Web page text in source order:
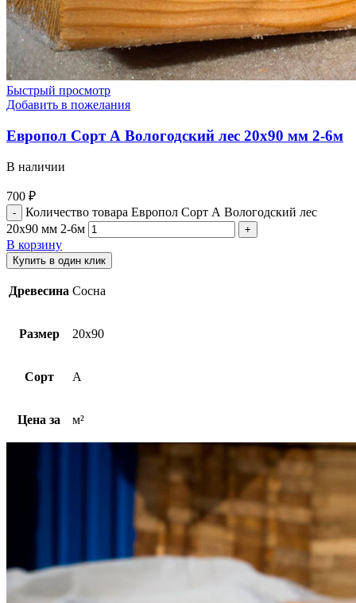
Быстрый просмотр
Добавить в пожелания
Европол Cорт А Вологодский лес 20х90 мм 2-6м
В наличии
700 ₽
Количество товара Европол Cорт А Вологодский лес
20х90 мм 2-6м
В корзину
Купить в один клик
Древесина Сосна
Размер 20х90
Сорт A
Цена за м²